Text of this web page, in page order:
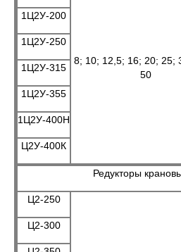
8; 10; 12,5; 16; 20; 25;
50
1Ц2У-200
1Ц2У-250
1Ц2У-315
1Ц2У-355
1Ц2У-400Н
Ц2У-400К
Редукторы
Ц2-250
Ц2-300